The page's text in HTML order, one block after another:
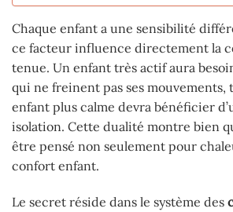
Chaque enfant a une sensibilité
ce facteur influence directement la
tenue. Un enfant très actif aura
qui ne freinent pas ses mouvements,
enfant plus calme devra bénéficier
isolation. Cette dualité montre bien
être pensé non seulement pour
confort enfant.
Le secret réside dans le système des